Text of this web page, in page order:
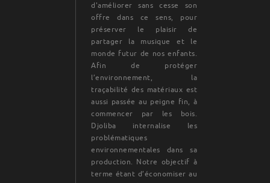
d'améliorer sans cesse son
offre dans ce sens, pour
préserver le plaisir de
partager la musique et le
monde futur de nos enfants.
Afin de protéger
l’environnement, la
traçabilité des matériaux est
aussi passée au peigne fin, à
commencer par les bois.
Djoliba internalise les
problématiques
environnementales dans sa
production. Notre objectif à
terme étant d’économiser au